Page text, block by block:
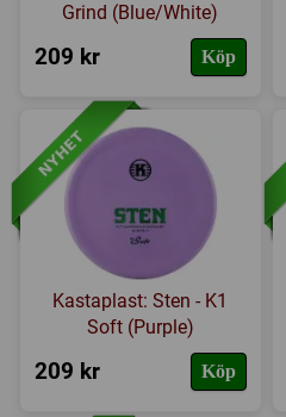
Grind (Blue/White)
209 kr Köp
Kastaplast: Sten - K1
Soft (Purple)
209 kr Köp